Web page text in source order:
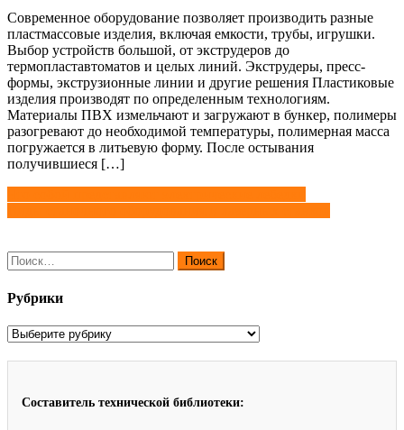
Современное оборудование позволяет производить разные
пластмассовые изделия, включая емкости, трубы, игрушки.
Выбор устройств большой, от экструдеров до
термопластавтоматов и целых линий. Экструдеры, пресс-
формы, экструзионные линии и другие решения Пластиковые
изделия производят по определенным технологиям.
Материалы ПВХ измельчают и загружают в бункер, полимеры
разогревают до необходимой температуры, полимерная масса
погружается в литьевую форму. После остывания
получившиеся […]
Навигация
по
записям
Найти:
Рубрики
Рубрики
Составитель технической библиотеки: